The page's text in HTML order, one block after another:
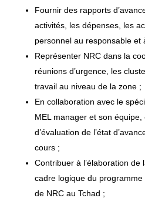
Fournir des rapports
activités, les dépenses, les
personnel au responsable et
Représenter NRC dans la
réunions d’urgence, les
travail au niveau de la zone ;
En collaboration avec le
MEL manager et son
d’évaluation de l’état
cours ;
Contribuer à l’élaboration de
cadre logique du
de NRC au Tchad ;